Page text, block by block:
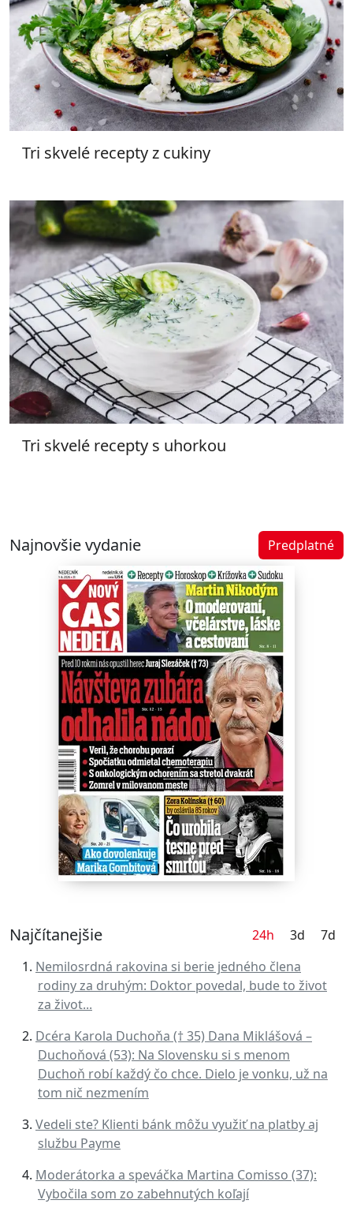
Tri skvelé recepty z cukiny
Tri skvelé recepty s uhorkou
Najnovšie vydanie Predplatné
Najčítanejšie 24h 3d
7d
Nemilosrdná rakovina si berie jedného člena
rodiny za druhým: Doktor povedal, bude to život
za život...
Dcéra Karola Duchoňa († 35) Dana Miklášová –
Duchoňová (53): Na Slovensku si s menom
Duchoň robí každý čo chce. Dielo je vonku, už na
tom nič nezmením
Vedeli ste? Klienti bánk môžu využiť na platby aj
službu Payme
Moderátorka a speváčka Martina Comisso (37):
Vybočila som zo zabehnutých koľají